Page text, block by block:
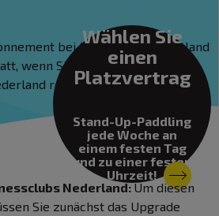
bei Fitnessclub Nederland
wenn Sie über Playtomic einen
reservieren.
Wählen Sie
einen
Platzvertrag
Stand-Up-Paddling
jede Woche an
einem festen Tag
und zu einer festen
Uhrzeit!
Nederland:Um diesen
Sie zunächst das Upgrade